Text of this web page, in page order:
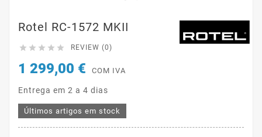
Rotel RC-1572 MKII
     REVIEW (0)
1 299,00 € COM IVA
Entrega em 2 a 4 dias
Últimos artigos em stock